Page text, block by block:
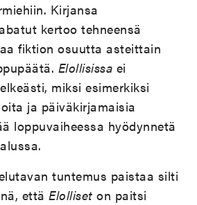
Kirjansa
kertoo tehneensä
fiktion osuutta asteittain
Elollisissa ei
miksi esimerkiksi
ja päiväkirjamaisia
loppuvaiheessa hyödynnetä
tuntemus paistaa silti
että Elolliset on paitsi